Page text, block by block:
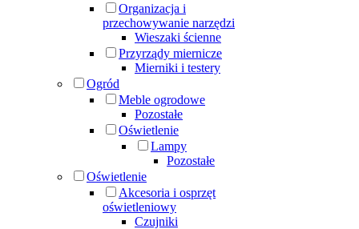
Organizacja i
przechowywanie narzędzi
Wieszaki ścienne
Przyrządy miernicze
Mierniki i testery
Ogród
Meble ogrodowe
Pozostałe
Oświetlenie
Lampy
Pozostałe
Oświetlenie
Akcesoria i osprzęt
oświetleniowy
Czujniki